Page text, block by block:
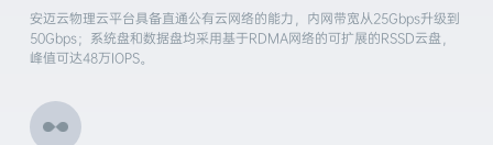
安迈云物理云平台具备直通公有云网络的能力，内网带宽从25Gbps升级到
50Gbps；系统盘和数据盘均采用基于RDMA网络的可扩展的RSSD云盘，
峰值可达48万IOPS。